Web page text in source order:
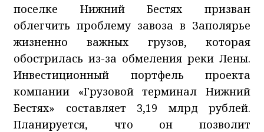
поселке Нижний Бестях призван
облегчить проблему завоза в Заполярье
жизненно важных грузов, которая
обострилась из-за обмеления реки Лены.
Инвестиционный портфель проекта
компании «Грузовой терминал Нижний
Бестях» составляет 3,19 млрд рублей.
Планируется, что он позволит